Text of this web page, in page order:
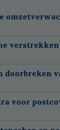
doorbreken
voor